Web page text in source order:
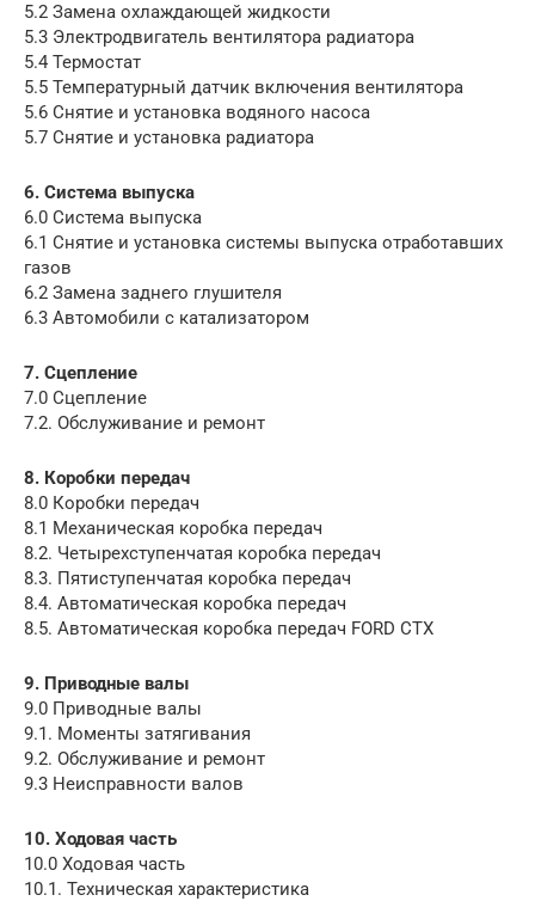
5.2 Замена охлаждающей жидкости
5.3 Электродвигатель вентилятора радиатора
5.4 Термостат
5.5 Температурный датчик включения вентилятора
5.6 Снятие и установка водяного насоса
5.7 Снятие и установка радиатора
6. Система выпуска
6.0 Система выпуска
6.1 Снятие и установка системы выпуска отработавших
газов
6.2 Замена заднего глушителя
6.3 Автомобили с катализатором
7. Сцепление
7.0 Сцепление
7.2. Обслуживание и ремонт
8. Коробки передач
8.0 Коробки передач
8.1 Механическая коробка передач
8.2. Четырехступенчатая коробка передач
8.3. Пятиступенчатая коробка передач
8.4. Автоматическая коробка передач
8.5. Автоматическая коробка передач FORD CTX
9. Приводные валы
9.0 Приводные валы
9.1. Моменты затягивания
9.2. Обслуживание и ремонт
9.3 Неисправности валов
10. Ходовая часть
10.0 Ходовая часть
10.1. Техническая характеристика